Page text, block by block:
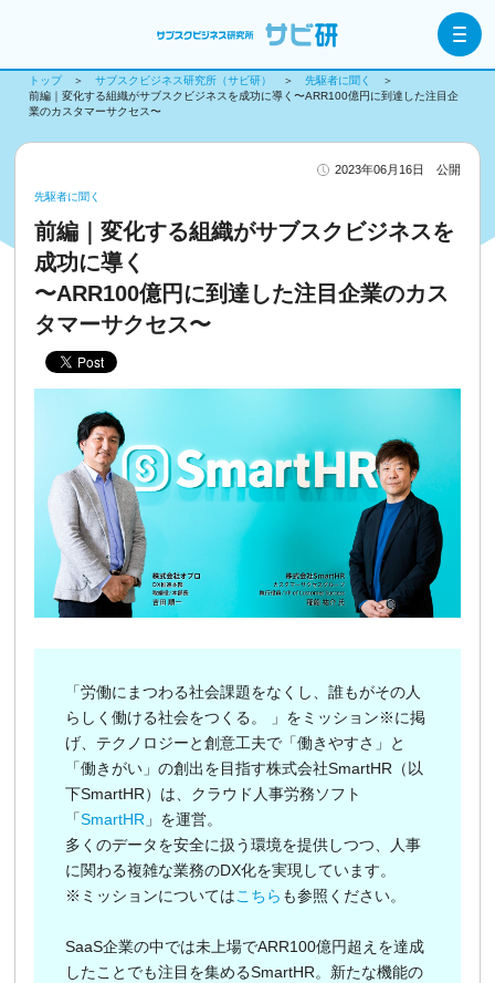
トップ サブスクビジネス研究所（サビ研）
先駆者に聞く
前編｜変化する組織がサブスクビジネスを成功に導く〜ARR100億円に到達した注目企
業のカスタマーサクセス〜
2023年06月16日 公開
先駆者に聞く
前編｜変化する組織がサブスクビジネスを
成功に導く
〜ARR100億円に到達した注目企業のカス
タマーサクセス〜
「労働にまつわる社会課題をなくし、誰もがその人
らしく働ける社会をつくる。 」をミッション※に掲
げ、テクノロジーと創意工夫で「働きやすさ」と
「働きがい」の創出を目指す株式会社SmartHR（以
下SmartHR）は、クラウド人事労務ソフト
「SmartHR 」を運営。
多くのデータを安全に扱う環境を提供しつつ、人事
に関わる複雑な業務のDX化を実現しています。
※ミッションについてはこちら も参照ください。
SaaS企業の中では未上場でARR100億円超えを達成
したことでも注目を集めるSmartHR。新たな機能の